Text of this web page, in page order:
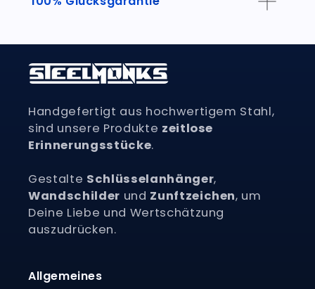
Handgefertigt aus hochwertigem Stahl,
sind unsere Produkte zeitlose
Erinnerungsstücke.
Gestalte Schlüsselanhänger,
Wandschilder und Zunftzeichen, um
Deine Liebe und Wertschätzung
auszudrücken.
Allgemeines